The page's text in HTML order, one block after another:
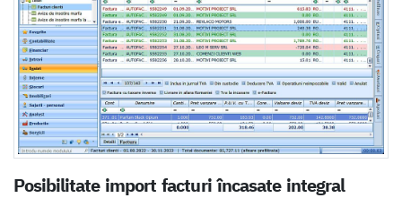
Posibilitate import facturi încasate integral